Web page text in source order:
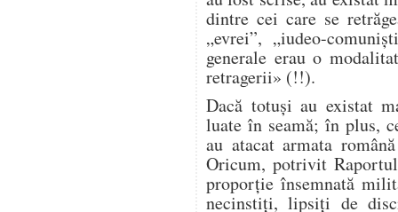
dintre cei care se
„evrei”, „iudeo-
generale erau o
retragerii» (!!).
Dacă totuși au existat
luate în seamă; în plus,
au atacat armata
Oricum, potrivit
proporție însemnată
necinstiți, lipsiți de